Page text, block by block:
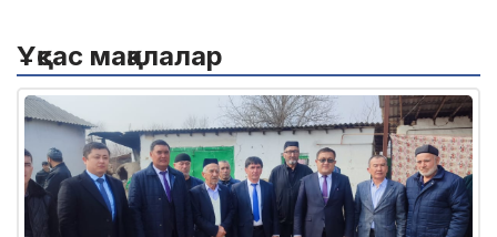
Ұқсас мақалалар